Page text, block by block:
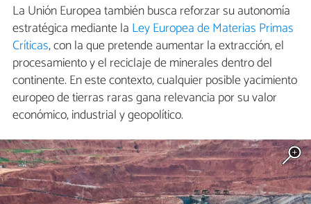
La Unión Europea también busca reforzar su autonomía
estratégica mediante la Ley Europea de Materias Primas
Críticas, con la que pretende aumentar la extracción, el
procesamiento y el reciclaje de minerales dentro del
continente. En este contexto, cualquier posible yacimiento
europeo de tierras raras gana relevancia por su valor
económico, industrial y geopolítico.